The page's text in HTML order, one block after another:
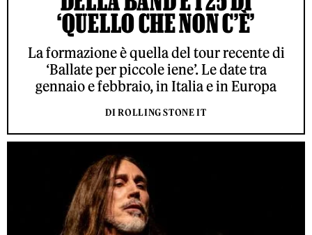
‘QUELLO CHE NON C’È’
La formazione è quella del tour recente di
‘Ballate per piccole iene’. Le date tra
gennaio e febbraio, in Italia e in Europa
DI ROLLING STONE IT